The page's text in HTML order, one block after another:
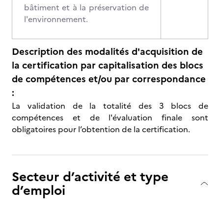
bâtiment et à la préservation de
l'environnement.
Description des modalités d'acquisition de
la certification par capitalisation des blocs
de compétences et/ou par correspondance
:
La validation de la totalité des 3 blocs de
compétences et de l'évaluation finale sont
obligatoires pour l’obtention de la certification.
Secteur d’activité et type
d’emploi